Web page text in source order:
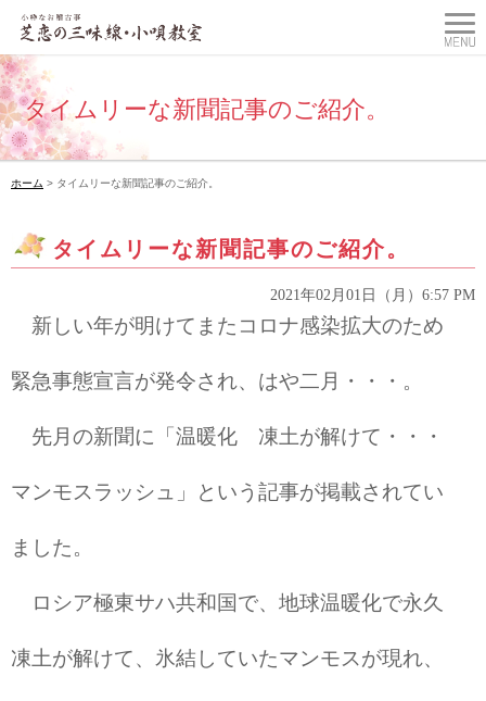
タイムリーな新聞記事のご紹介。
ホーム > タイムリーな新聞記事のご紹介。
タイムリーな新聞記事のご紹介。
2021年02月01日（月）6:57 PM
新しい年が明けてまたコロナ感染拡大のため
緊急事態宣言が発令され、はや二月・・・。
先月の新聞に「温暖化 凍土が解けて・・・
マンモスラッシュ」という記事が掲載されてい
ました。
ロシア極東サハ共和国で、地球温暖化で永久
凍土が解けて、氷結していたマンモスが現れ、